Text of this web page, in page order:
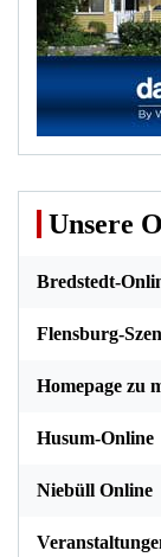
Unsere
Bredstedt-
Flensburg-
Homepage zu
Husum-Online
Niebüll Online